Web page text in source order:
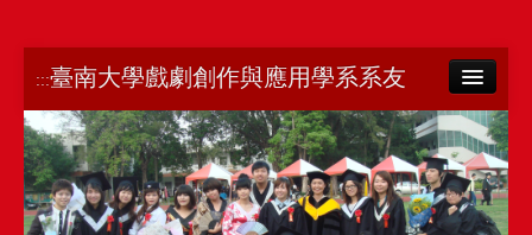
:::臺南大學戲劇創作與應用學系系友
南大首頁
網站導覽